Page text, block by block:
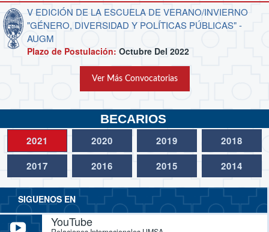
V EDICIÓN DE LA ESCUELA DE VERANO/INVIERNO
"GÉNERO, DIVERSIDAD Y POLÍTICAS PÚBLICAS" -
AUGM
Plazo de Postulación: Octubre Del 2022
Ver Más Convocatorias
BECARIOS
2021 2020 2019
2018
2017
2016 2015 2014
SIGUENOS EN
YouTube